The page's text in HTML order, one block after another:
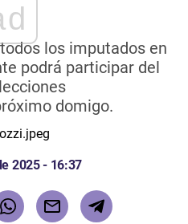
los imputados en
podrá participar del
domigo.
2025 - 16:37